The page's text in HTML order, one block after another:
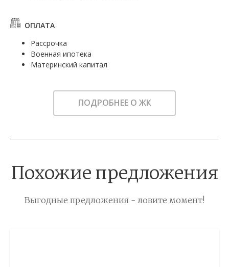
ОПЛАТА
Рассрочка
Военная ипотека
Материнский капитал
ПОДРОБНЕЕ О ЖК
Похожие предложения
Выгодные предложения - ловите момент!